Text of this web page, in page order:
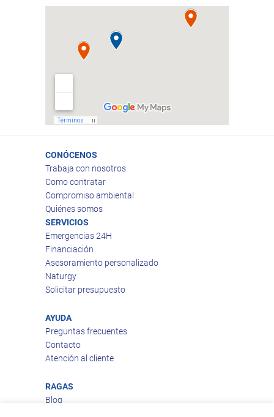
CONÓCENOS
Trabaja con nosotros
Como contratar
Compromiso ambiental
Quiénes somos
SERVICIOS
Emergencias 24H
Financiación
Asesoramiento personalizado
Naturgy
Solicitar presupuesto
AYUDA
Preguntas frecuentes
Contacto
Atención al cliente
RAGAS
Blog